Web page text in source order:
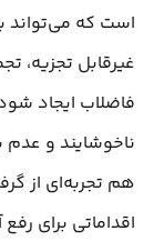
است که می‌تواند
غیرقابل تجزیه،
فاضلاب ایجاد
ناخوشایند و
هم تجربه‌ای از
اقداماتی برای